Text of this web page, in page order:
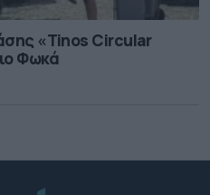
«Tinos Circular
Φωκά